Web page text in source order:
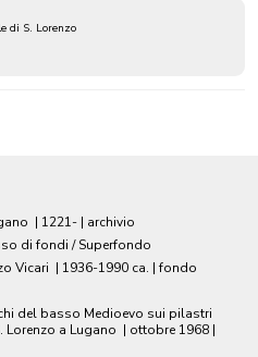
di S. Lorenzo
| 1221- | archivio
di fondi / Superfondo
Vicari | 1936-1990 ca. | fondo
del basso Medioevo sui pilastri
Lorenzo a Lugano | ottobre 1968 |